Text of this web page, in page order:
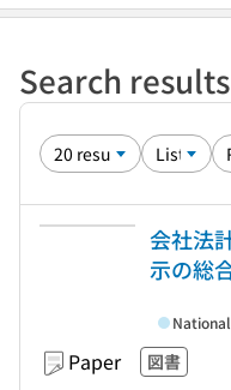
Search
会社法
示の総
Paper 図書